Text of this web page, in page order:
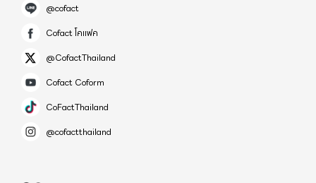
@cofact
Cofact โคแฟค
@CofactThailand
Cofact Coform
CoFactThailand
@cofactthailand